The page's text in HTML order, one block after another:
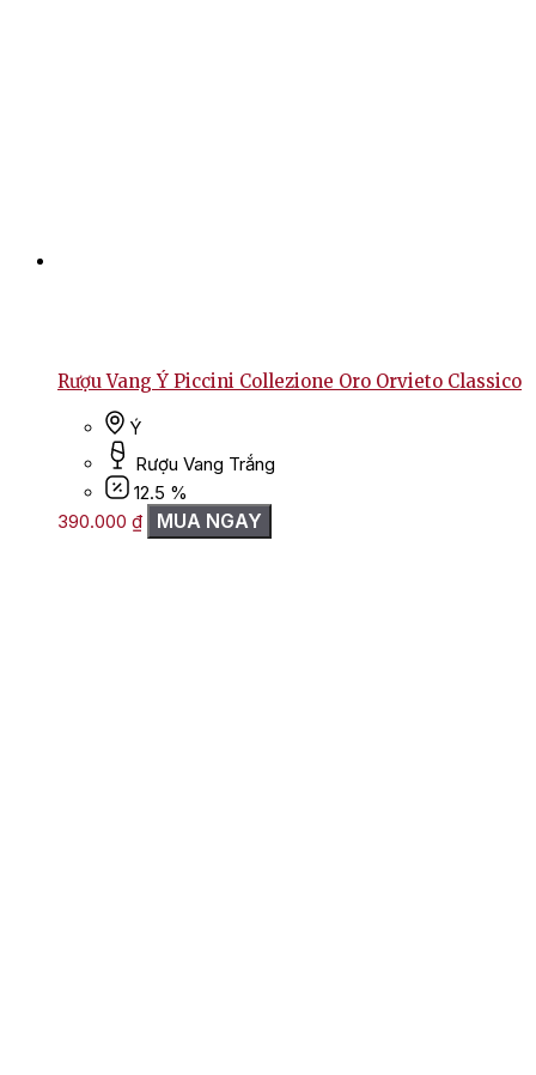
Rượu Vang Ý Piccini Collezione Oro Orvieto Classico
Ý
Rượu Vang Trắng
12.5 %
390.000 ₫ MUA NGAY